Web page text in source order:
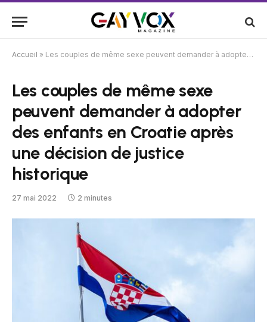
Accueil » Les couples de même sexe peuvent demander à adopter des enfants en Croatie après une décision de justice historique
Les couples de même sexe
peuvent demander à adopter
des enfants en Croatie après
une décision de justice
historique
27 mai 2022 2 minutes